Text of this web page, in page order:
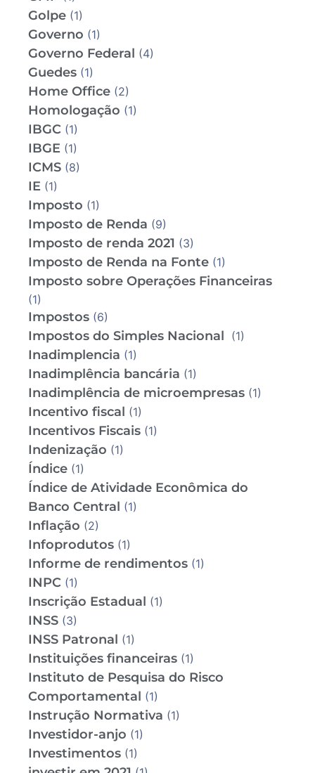
Golpe (1)
Governo (1)
Governo Federal (4)
Guedes (1)
Home Office (2)
Homologação (1)
IBGC (1)
IBGE (1)
ICMS (8)
IE (1)
Imposto (1)
Imposto de Renda (9)
Imposto de renda 2021 (3)
Imposto de Renda na Fonte (1)
Imposto sobre Operações Financeiras
(1)
Impostos (6)
Impostos do Simples Nacional (1)
Inadimplencia (1)
Inadimplência bancária (1)
Inadimplência de microempresas (1)
Incentivo fiscal (1)
Incentivos Fiscais (1)
Indenização (1)
Índice (1)
Índice de Atividade Econômica do
Banco Central (1)
Inflação (2)
Infoprodutos (1)
Informe de rendimentos (1)
INPC (1)
Inscrição Estadual (1)
INSS (3)
INSS Patronal (1)
Instituições financeiras (1)
Instituto de Pesquisa do Risco
Comportamental (1)
Instrução Normativa (1)
Investidor-anjo (1)
Investimentos (1)